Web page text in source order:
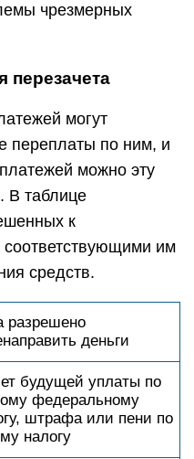
чрезмерных
перезачета
могут
переплаты по ним, и
можно эту
В таблице
к
соответствующими им
средств.
разрешено
деньги
будущей уплаты по
федеральному
штрафа или пени по
налогу